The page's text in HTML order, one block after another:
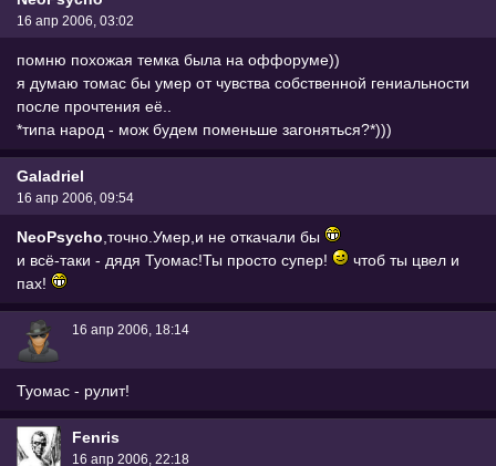
16 апр 2006, 03:02
помню похожая темка была на оффоруме))
я думаю томас бы умер от чувства собственной гениальности
после прочтения её..
*типа народ - мож будем поменьше загоняться?*)))
Galadriel
16 апр 2006, 09:54
NeoPsycho ,точно.Умер,и не откачали бы
и всё-таки - дядя Туомас!Ты просто супер!
чтоб ты цвел и
пах!
16 апр 2006, 18:14
Туомас - рулит!
Fenris
16 апр 2006, 22:18